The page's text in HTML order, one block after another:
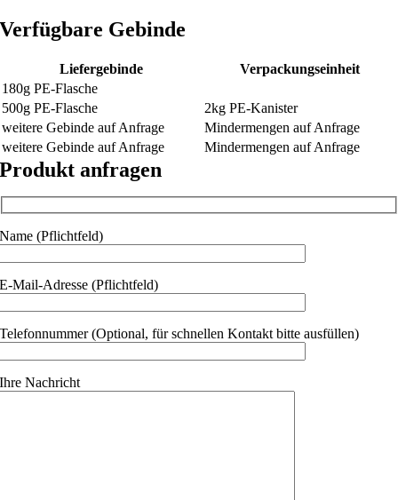
Verfügbare Gebinde
Liefergebinde
Verpackungseinheit
180g PE-Flasche
500g PE-Flasche
2kg PE-Kanister
weitere Gebinde auf Anfrage
Mindermengen auf Anfrage
weitere Gebinde auf Anfrage
Mindermengen auf Anfrage
Produkt anfragen
Name (Pflichtfeld)
E-Mail-Adresse (Pflichtfeld)
Telefonnummer (Optional, für schnellen Kontakt bitte ausfüllen)
Ihre Nachricht